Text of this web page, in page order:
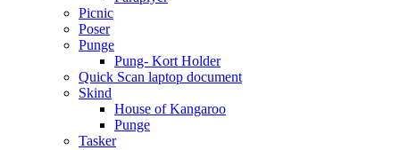
Picnic
Poser
Punge
Pung- Kort Holder
Quick Scan laptop document
Skind
House of Kangaroo
Punge
Tasker